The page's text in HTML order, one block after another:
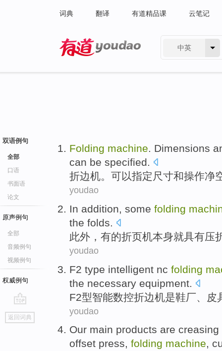
词典 翻译 有道精品课 云笔记
中英
双语例句
全部
口语
书面语
论文
原声例句
全部
音频例句
视频例句
权威例句
go
top
返回词典
Folding machine. Dimensions
can be specified.
折边机。 可以指定 尺寸和操作净
youdao
In addition, some folding
the folds.
此外 ， 有的折页机本身就具有压
youdao
F2 type intelligent nc folding
the necessary equipment
F2型智能数控折边机是鞋厂 皮
youdao
Our main products are creasing
offset press, folding machine,